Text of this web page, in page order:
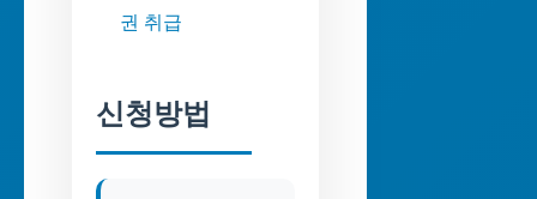
권 취급
신청방법